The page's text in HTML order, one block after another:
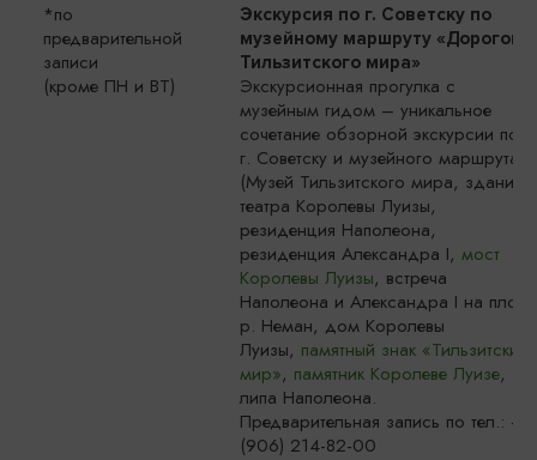
*по
предварительной
записи
(кроме ПН и ВТ)
Экскурсия по г. Советску по
музейному маршруту «Дорогой
Тильзитского мира»
Экскурсионная прогулка с
музейным гидом – уникальное
сочетание обзорной экскурсии по
г. Советску и музейного маршрута
(Музей Тильзитского мира, здание
театра Королевы Луизы,
резиденция Наполеона,
резиденция Александра I, мост
Королевы Луизы, встреча
Наполеона и Александра I на плоту
р. Неман, дом Королевы
Луизы, памятный знак «Тильзитский
мир», памятник Королеве Луизе,
липа Наполеона.
Предварительная запись по тел.: +7
(906) 214-82-00